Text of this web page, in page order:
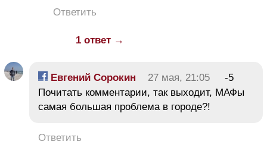
Ответить
1 ответ →
Евгений Сорокин 27 мая, 21:05
-5
Почитать комментарии, так выходит, МАФы
самая большая проблема в городе?!
Ответить